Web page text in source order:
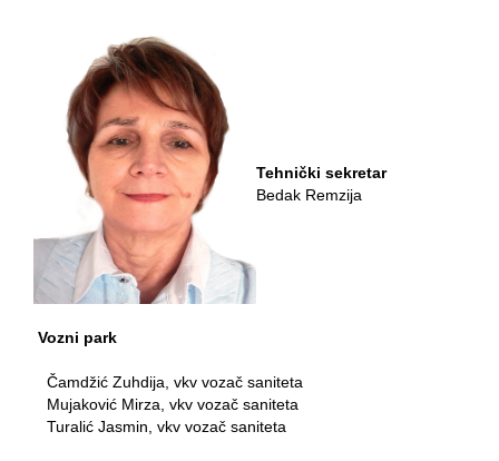
Tehnički sekretar
Bedak Remzija
Vozni park
Čamdžić Zuhdija, vkv vozač saniteta
Mujaković Mirza, vkv vozač saniteta
Turalić Jasmin, vkv vozač saniteta